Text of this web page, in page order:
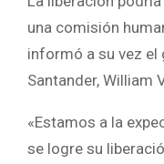
una comisión
informó a su vez el
Santander, William
«Estamos a la
se logre su